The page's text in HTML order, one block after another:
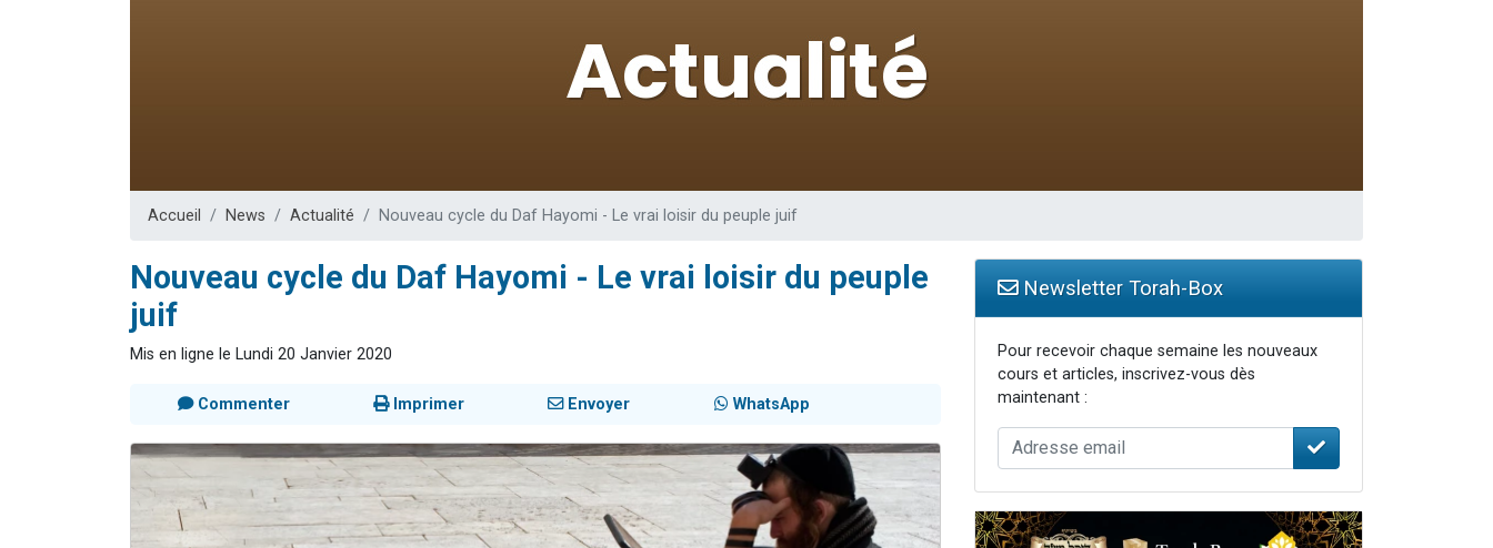
12 nouvelles musiques dans Torah-Box Music
3 personnes viennent de nous rejoindre sur WhatsApp
Accueil News Actualité Nouveau cycle du Daf Hayomi - Le vrai loisir du peuple juif
Nouveau cycle du Daf Hayomi - Le vrai loisir du peuple
juif
Mis en ligne le Lundi 20 Janvier 2020
Commenter Imprimer Envoyer WhatsApp
Newsletter Torah-Box
Pour recevoir chaque semaine les nouveaux
cours et articles, inscrivez-vous dès
maintenant :